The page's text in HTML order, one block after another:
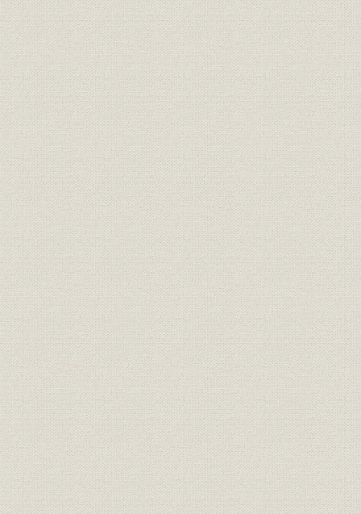
財務・業績
三井銀行 明治九年一月~六月迄
各店総計表//利附貸 第六号
明治九年
財務・業績
三井銀行 明治九年一月~六月迄
各店総計表//無利足貸 第七号
明治九年
財務・業績
三井銀行 明治九年一月~六月迄
各店総計表//滞貸 第八号
明治九年
財務・業績
三井銀行 明治九年一月~六月迄
各店総計表//諸向 第九号
明治九年
財務・業績
三井銀行 明治九年一月~六月迄
各店総計表//闔店費益取調月表
第十号
明治九年
財務・業績
三井銀行 明治九年一月~六月迄
各店総計表//総計 第十一号
明治九年
財務・業績
三井銀行 明治九年一月~六月迄
各店総計表//現在金 第十二号
明治九年
財務・業績
三井銀行 明治九年一月~六月迄
各店総計表//積金 第十三号
明治九年
経営
旧三井組ヨリ三井銀行ヘ事業引
継契約書
明治九年
財務・業績
三井組闔店貸預リ及現在金引継
証書
明治九年
財務・業績;株式
旧三井組大元方・三井氏同苗中
株式加入金并滞貸償却方協議決
定書
明治九年